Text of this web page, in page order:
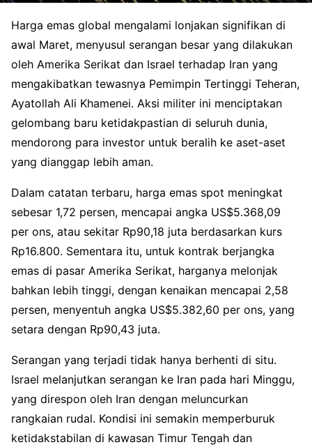
Harga emas global mengalami lonjakan signifikan di
awal Maret, menyusul serangan besar yang dilakukan
oleh Amerika Serikat dan Israel terhadap Iran yang
mengakibatkan tewasnya Pemimpin Tertinggi Teheran,
Ayatollah Ali Khamenei. Aksi militer ini menciptakan
gelombang baru ketidakpastian di seluruh dunia,
mendorong para investor untuk beralih ke aset-aset
yang dianggap lebih aman.
Dalam catatan terbaru, harga emas spot meningkat
sebesar 1,72 persen, mencapai angka US$5.368,09
per ons, atau sekitar Rp90,18 juta berdasarkan kurs
Rp16.800. Sementara itu, untuk kontrak berjangka
emas di pasar Amerika Serikat, harganya melonjak
bahkan lebih tinggi, dengan kenaikan mencapai 2,58
persen, menyentuh angka US$5.382,60 per ons, yang
setara dengan Rp90,43 juta.
Serangan yang terjadi tidak hanya berhenti di situ.
Israel melanjutkan serangan ke Iran pada hari Minggu,
yang direspon oleh Iran dengan meluncurkan
rangkaian rudal. Kondisi ini semakin memperburuk
ketidakstabilan di kawasan Timur Tengah dan